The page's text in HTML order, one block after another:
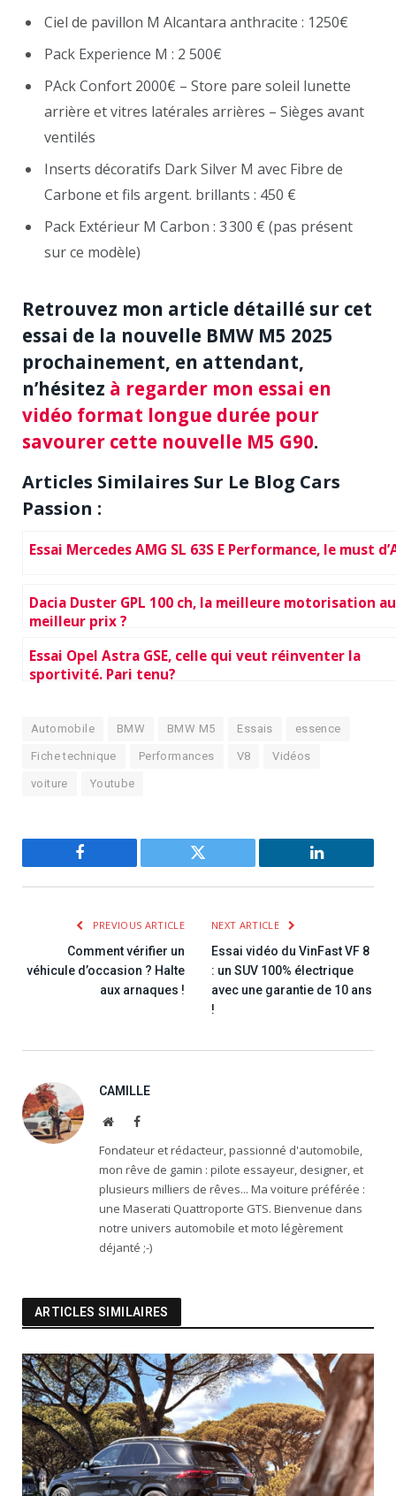
Ciel de pavillon M Alcantara anthracite : 1250€
Pack Experience M : 2 500€
PAck Confort 2000€ – Store pare soleil lunette
arrière et vitres latérales arrières – Sièges avant
ventilés
Inserts décoratifs Dark Silver M avec Fibre de
Carbone et fils argent. brillants : 450 €
Pack Extérieur M Carbon : 3 300 € (pas présent
sur ce modèle)
Retrouvez mon article détaillé sur cet
essai de la nouvelle BMW M5 2025
prochainement, en attendant,
n’hésitez à regarder mon essai en
vidéo format longue durée pour
savourer cette nouvelle M5 G90.
Articles Similaires Sur Le Blog Cars
Passion :
Essai Mercedes AMG SL 63S E Performance, le must
Dacia Duster GPL 100 ch, la meilleure motorisation au
meilleur prix ?
Essai Opel Astra GSE, celle qui veut réinventer la
sportivité. Pari tenu?
Automobile BMW BMW M5 Essais essence
Fiche technique Performances V8 Vidéos
voiture Youtube
Facebook Twitter LinkedIn
PREVIOUS ARTICLE
Comment vérifier un
véhicule d’occasion​ ? Halte
aux arnaques !
NEXT ARTICLE
Essai vidéo du VinFast VF 8
: un SUV 100% électrique
avec une garantie de 10 ans
!
CAMILLE
WebsiteFacebook
Fondateur et rédacteur, passionné d'automobile,
mon rêve de gamin : pilote essayeur, designer, et
plusieurs milliers de rêves... Ma voiture préférée :
une Maserati Quattroporte GTS. Bienvenue dans
notre univers automobile et moto légèrement
déjanté ;-)
ARTICLES SIMILAIRES